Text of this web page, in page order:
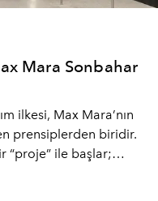
Mara Sonbahar
ilkesi, Max Mara’nın
prensiplerden biridir.
“proje” ile başlar;